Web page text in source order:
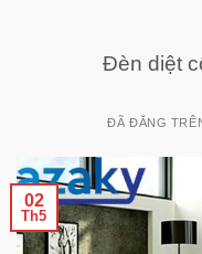
Đèn diệt
ĐÃ ĐĂNG
02
Th5